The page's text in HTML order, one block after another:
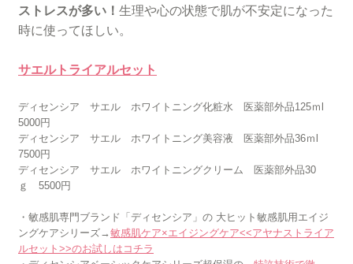
ストレスが多い！ 生理や心の状態で肌が不安定になった
時に使ってほしい。
サエルトライアルセット
ディセンシア サエル ホワイトニング化粧水 医薬部外品125ｍl
5000円
ディセンシア サエル ホワイトニング美容液 医薬部外品36ｍl
7500円
ディセンシア サエル ホワイトニングクリーム 医薬部外品30
ｇ 5500円
・敏感肌専門ブランド「ディセンシア」の 大ヒット敏感肌用エイジ
ングケアシリーズ→敏感肌ケア×エイジングケア<<アヤナストライア
ルセット>>のお試しはコチラ